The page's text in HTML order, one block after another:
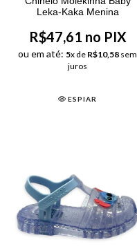
Leka-Kaka Menina
R$47,61 no PIX
ou em até: 5x de R$10,58 sem
juros
ESPIAR